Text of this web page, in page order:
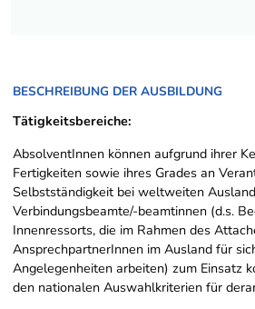
BESCHREIBUNG DER AUSBILDUNG
Tätigkeitsbereiche:
AbsolventInnen können aufgrund ihrer
Fertigkeiten sowie ihres Grades an
Selbstständigkeit bei weltweiten
Verbindungsbeamte/-beamtinnen (d.s.
Innenressorts, die im Rahmen des
AnsprechpartnerInnen im Ausland für
Angelegenheiten arbeiten) zum Einsatz
den nationalen Auswahlkriterien für